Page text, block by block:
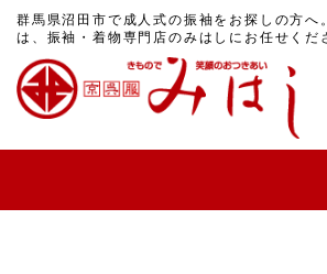
群馬県沼田市で成人式の振袖をお探しの方へ
は、振袖・着物専門店のみはしにお任せくだ